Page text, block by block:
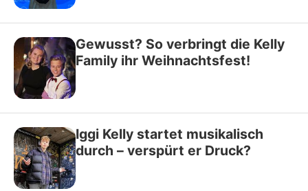
Gewusst? So verbringt die Kelly
Family ihr Weihnachtsfest!
Iggi Kelly startet musikalisch
durch – verspürt er Druck?